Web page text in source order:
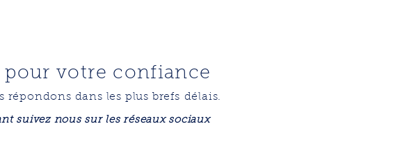
pour votre confiance
répondons dans les plus brefs délais.
suivez nous sur les réseaux sociaux